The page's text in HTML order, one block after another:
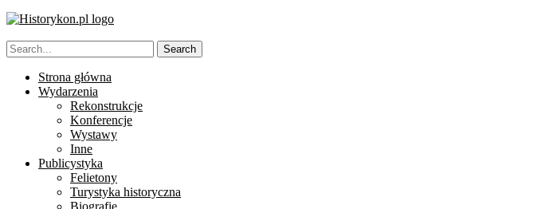
Strona główna
Wydarzenia
Rekonstrukcje
Konferencje
Wystawy
Inne
Publicystyka
Felietony
Turystyka historyczna